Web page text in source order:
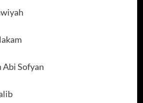
Sofyan